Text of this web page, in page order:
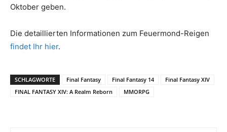
Oktober geben.
Die detaillierten Informationen zum Feuermond-Reigen
findet Ihr hier.
SCHLAGWORTE Final Fantasy Final Fantasy 14
Final Fantasy XIV
FINAL FANTASY XIV: A Realm Reborn
MMORPG